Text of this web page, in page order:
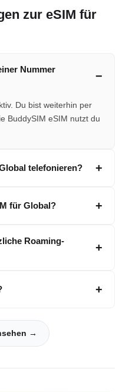
zur eSIM für
Nummer
Du bist weiterhin per
BuddySIM eSIM nutzt du
telefonieren?
für Global?
Roaming-
→